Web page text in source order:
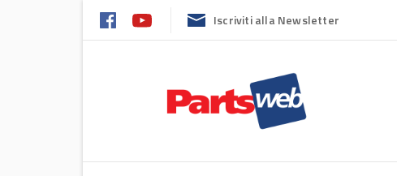
Iscriviti alla Newsletter